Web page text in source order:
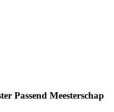
Passend Meesterschap